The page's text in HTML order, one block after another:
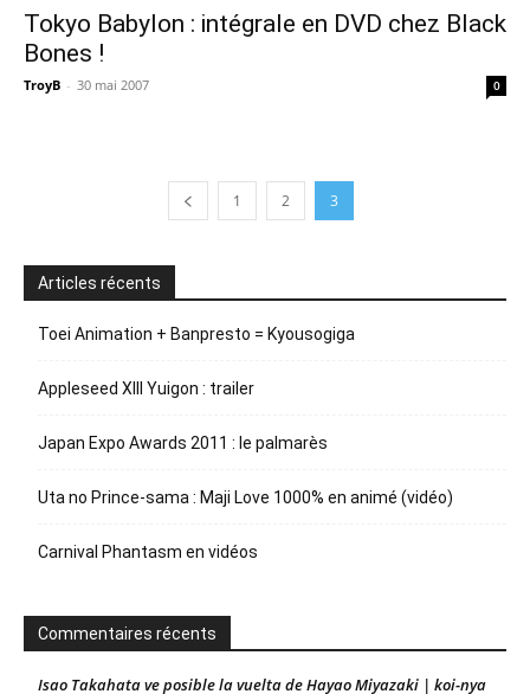
Tokyo Babylon : intégrale en DVD chez Black
Bones !
TroyB - 30 mai 2007 0
1 2 3
Articles récents
Toei Animation + Banpresto = Kyousogiga
Appleseed XIII Yuigon : trailer
Japan Expo Awards 2011 : le palmarès
Uta no Prince-sama : Maji Love 1000% en animé (vidéo)
Carnival Phantasm en vidéos
Commentaires récents
Isao Takahata ve posible la vuelta de Hayao Miyazaki | koi-nya